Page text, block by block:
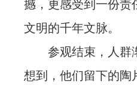
撼，更感受到一份
文明的千年文脉。
参观结束，人群
想到，他们留下的陶